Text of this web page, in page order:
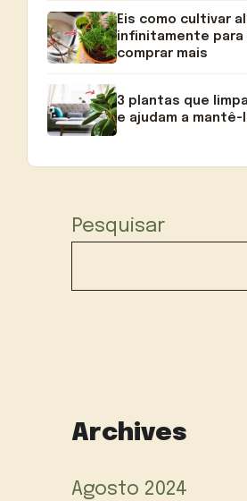
Eis como cultivar
infinitamente para
comprar mais
3 plantas que
e ajudam a mantê-
Pesquisar
Archives
Agosto 2024